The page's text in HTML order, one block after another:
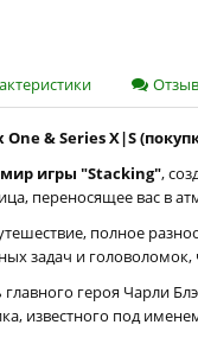
One & Series X|S
игры "Stacking",
переносящее вас в
полное
задач и
героя Чарли
известного под